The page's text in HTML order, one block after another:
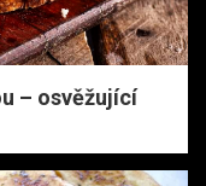
– osvěžující